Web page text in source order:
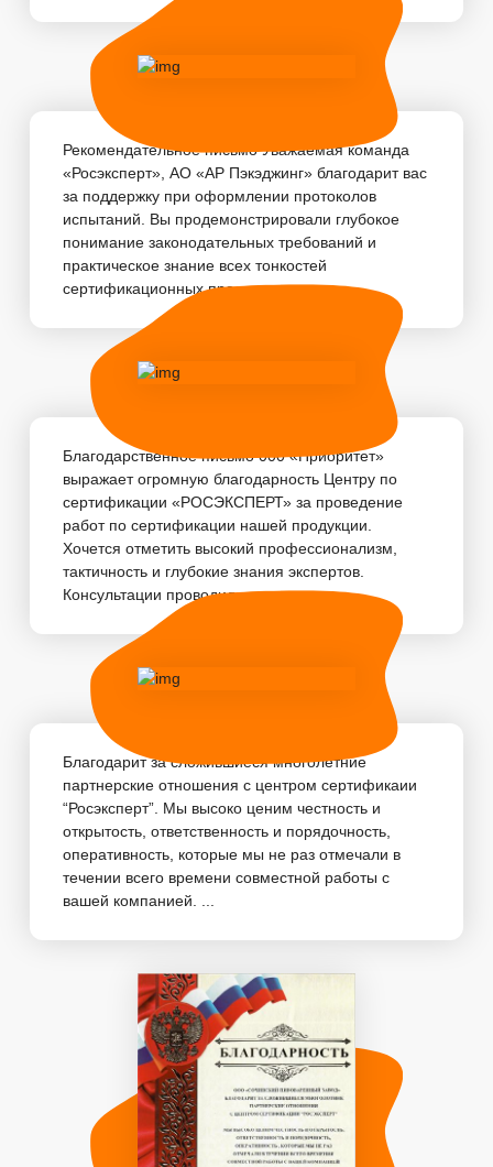
Рекомендательное письмо Уважаемая команда
«Росэксперт», АО «АР Пэкэджинг» благодарит вас
за поддержку при оформлении протоколов
испытаний. Вы продемонстрировали глубокое
понимание законодательных требований и
практическое знание всех тонкостей
сертификационных про...
Благодарственное письмо 000 «Приоритет»
выражает огромную благодарность Центру по
сертификации «РОСЭКСПЕРТ» за проведение
работ по сертификации нашей продукции.
Хочется отметить высокий профессионализм,
тактичность и глубокие знания экспертов.
Консультации проводились...
Благодарит за сложившиеся многолетние
партнерские отношения с центром сертификаии
“Росэксперт”. Мы высоко ценим честность и
открытость, ответственность и порядочность,
оперативность, которые мы не раз отмечали в
течении всего времени совместной работы с
вашей компанией. ...